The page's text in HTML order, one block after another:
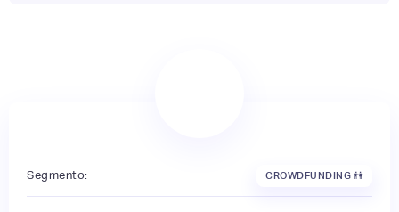
Segmento: CROWDFUNDING 👫